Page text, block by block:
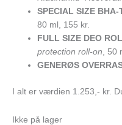
SPECIAL SIZE
80 ml, 155 kr.
FULL SIZE DEO
protection roll-on, 50
GENERØS
I alt er værdien 1.253,- kr.
Ikke på lager